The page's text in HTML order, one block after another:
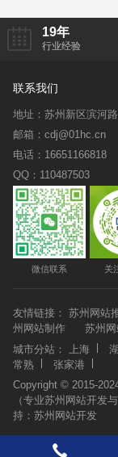
19年
行业经验
联系我们
地址：苏州新区滨河
邮箱：cdj@01hc.cn
电话：16651166818
QQ：110487503
微信联系 关
友情链接： 苏州网站
州网站制作
苏州
城市分站：
上海
常熟
张家港
Copyright © 2015-
（专业苏州网站开发
持： 苏州网站开发